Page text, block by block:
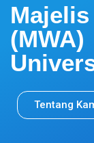
(MWA)
Tentang